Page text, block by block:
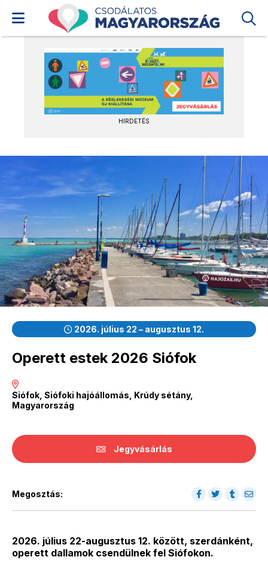
HIRDETÉS
2026. július 22 – augusztus 12.
Operett estek 2026 Siófok
Siófok, Siófoki hajóállomás, Krúdy sétány,
Magyarország
Jegyvásárlás
Megosztás:
2026. július 22-augusztus 12. között, szerdánként,
operett dallamok csendülnek fel Siófokon.